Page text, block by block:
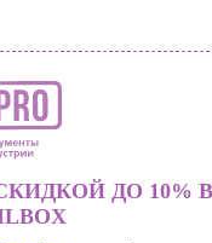
ДО 10% В